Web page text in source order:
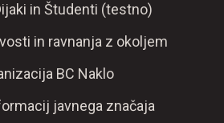
in Študenti (testno)
in ravnanja z okoljem
BC Naklo
javnega značaja